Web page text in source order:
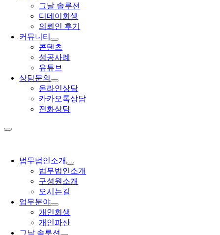
그날 솔루션
디데이회생
의뢰인 후기
커뮤니티
콘텐츠
성공사례
유튜브
상담문의
온라인상담
카카오톡상담
전화상담
법무법인소개
법무법인소개
구성원소개
오시는길
업무분야
개인회생
개인파산
그날 솔루션